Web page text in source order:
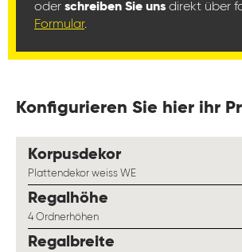
oder schreiben Sie uns direkt über
Formular.
Konfigurieren Sie hier ihr
Korpusdekorauswählen
Plattendekor weiss WE
Regalhöhe
4 Ordnerhöhen
Regalbreite